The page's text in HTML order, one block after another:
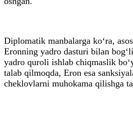
Diplomatik manbalarga ko‘ra,
Eronning yadro dasturi bilan
yadro quroli ishlab chiqmaslik
talab qilmoqda, Eron esa
cheklovlarni muhokama qilishga